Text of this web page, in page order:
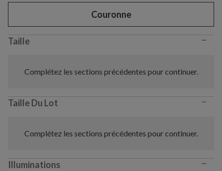
Couronne
Taille −
Complétez les sections précédentes pour continuer.
Taille Du Lot −
Complétez les sections précédentes pour continuer.
Illuminations −